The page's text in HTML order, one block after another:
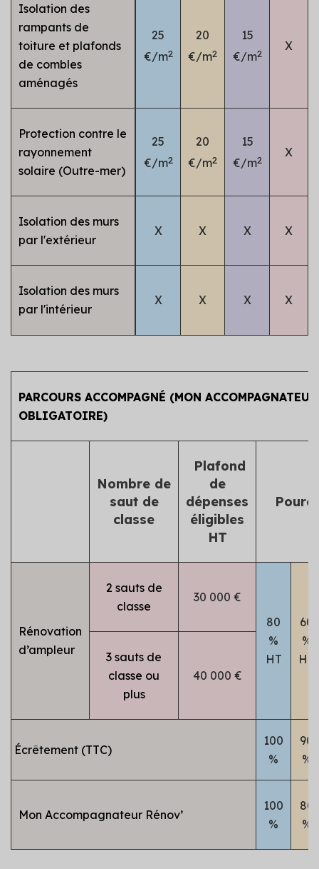
Isolation des
rampants de
toiture et plafonds
de combles
aménagés
25
€/m2
20
€/m2
15
€/m2 X
Protection contre le
rayonnement
solaire (Outre-mer)
25
€/m2
20
€/m2
15
€/m2 X
Isolation des murs
par l'extérieur
X X X X
Isolation des murs
par l'intérieur
X X X X
PARCOURS ACCOMPAGNÉ (MON
OBLIGATOIRE)
Nombre de
saut de
classe
Plafond
de
dépenses
éligibles
HT
Rénovation
d’ampleur
2 sauts de
classe
30 000 €
80
%
HT
60
%
HT
3 sauts de
classe ou
plus
40 000 €
Écrêtement (TTC)
100
%
90
%
Mon Accompagnateur Rénov’
100
%
80
%